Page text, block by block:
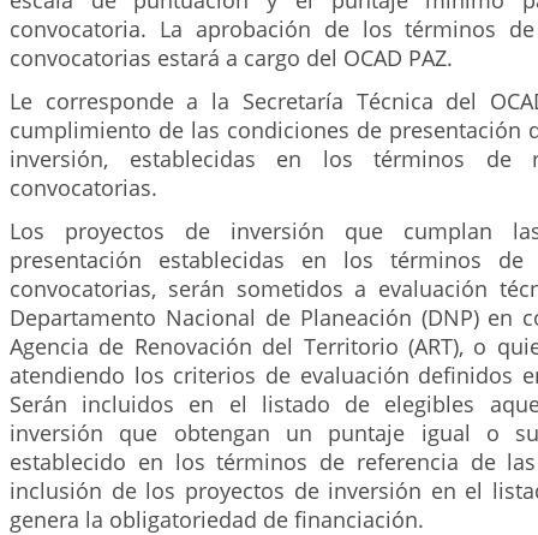
convocatoria. La aprobación de los términos
convocatorias estará a cargo del OCAD PAZ.
Le corresponde a la Secretaría Técnica del
cumplimiento de las condiciones de presentación
inversión, establecidas en los términos de
convocatorias.
Los proyectos de inversión que cumplan
presentación establecidas en los términos
convocatorias, serán sometidos a evaluación
Departamento Nacional de Planeación (DNP) en
Agencia de Renovación del Territorio (ART), o
atendiendo los criterios de evaluación definidos
Serán incluidos en el listado de elegibles
inversión que obtengan un puntaje igual o
establecido en los términos de referencia de
inclusión de los proyectos de inversión en el
genera la obligatoriedad de financiación.